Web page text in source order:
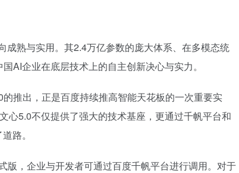
熟与实用。其2.4万亿参数的庞大体系、在多模态统
AI企业在底层技术上的自主创新决心与实力。
推出，正是百度持续推高智能天花板的一次重要实
心5.0不仅提供了强大的技术基座，更通过千帆平台和
路。
版，企业与开发者可通过百度千帆平台进行调用。对于